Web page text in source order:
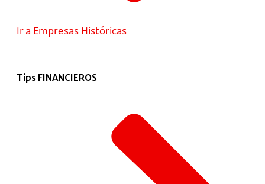
Ir a Empresas Históricas
Tips FINANCIEROS